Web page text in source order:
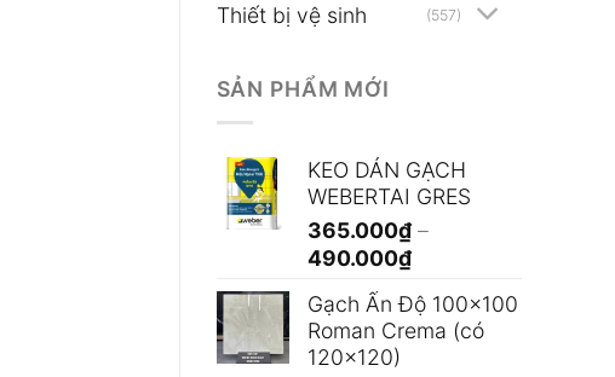
Thiết bị vệ sinh (557)
SẢN PHẨM MỚI
KEO DÁN GẠCH
WEBERTAI GRES
365.000₫ –
490.000₫Khoảng
từ
365.000₫
Gạch Ấn Độ 100x100
Roman Crema (có
120x120)